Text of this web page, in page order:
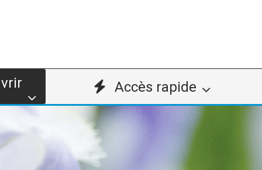
Accès rapide